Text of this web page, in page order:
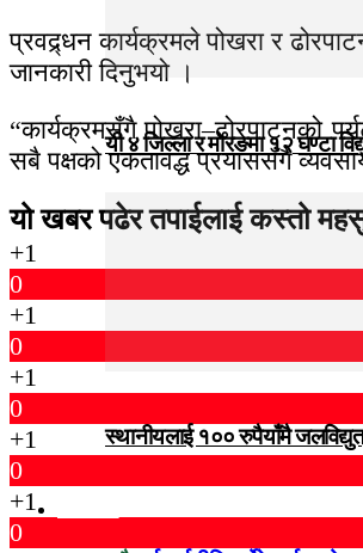
यी ४ जिल्ला र मोरङमा १२ घण्टा
स्थानीयलाई १०० रुपैयाँमै
विजनेस
प्रवद्र्धन कार्यक्रमले पोखरा र
जानकारी दिनुभयो ।
“कार्यक्रमसँगै पोखरा–ढोरपाटनको
सबै पक्षको एकतावद्ध प्रयाससँगै
यो खबर पढेर तपाईलाई कस्तो
+1
0
+1
0
+1
0
+1
0
+1
0